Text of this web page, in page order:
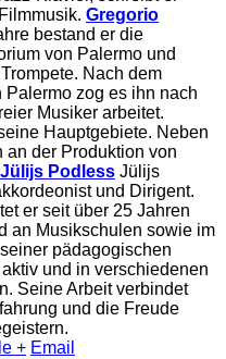
Gregorio
bestand er die
von Palermo und
Nach dem
zog es ihn nach
Musiker arbeitet.
Hauptgebiete. Neben
an der Produktion von
Jülijs Podless Jülijs
und Dirigent.
er seit über 25 Jahren
an Musikschulen sowie im
pädagogischen
und in verschiedenen
Seine Arbeit verbindet
und die Freude
+ Email